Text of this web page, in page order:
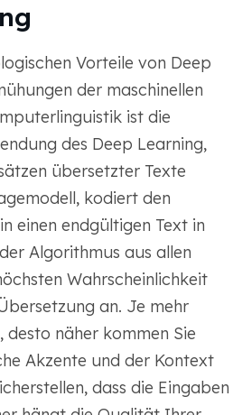
Vorteile von Deep
der maschinellen
ist die
des Deep Learning,
übersetzter Texte
kodiert den
einen endgültigen Text in
Algorithmus aus allen
Wahrscheinlichkeit
an. Je mehr
näher kommen Sie
Akzente und der Kontext
dass die Eingaben